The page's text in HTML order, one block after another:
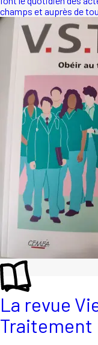
champs et auprès de
La revue
Traitement